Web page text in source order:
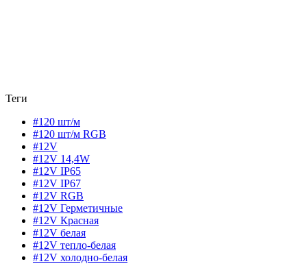
Теги
#120 шт/м
#120 шт/м RGB
#12V
#12V 14,4W
#12V IP65
#12V IP67
#12V RGB
#12V Герметичные
#12V Красная
#12V белая
#12V тепло-белая
#12V холодно-белая